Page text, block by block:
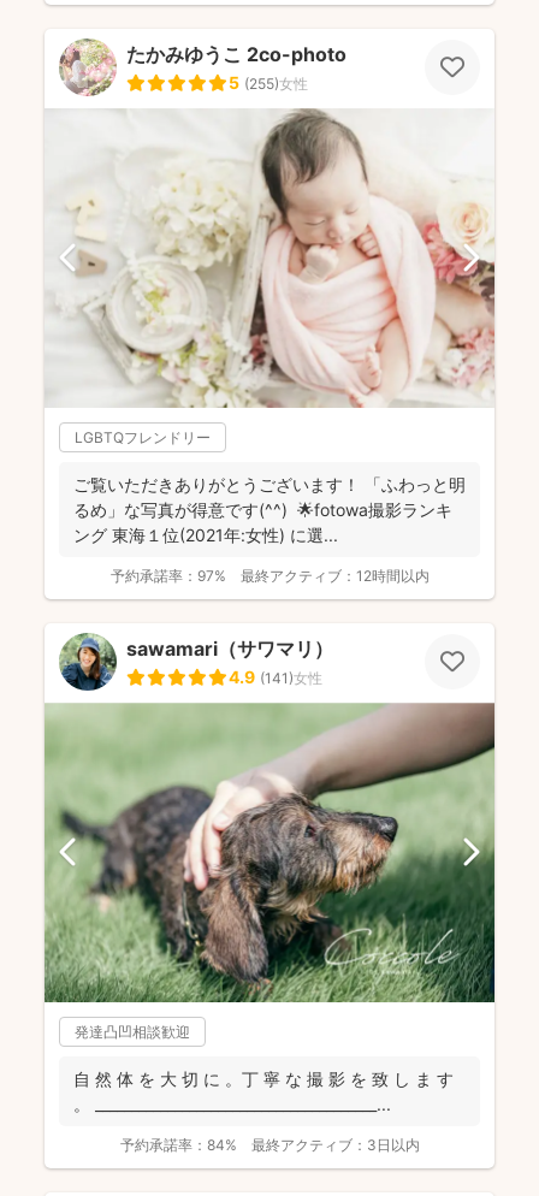
たかみゆうこ 2co-photo
5 (255)女性
LGBTQフレンドリー
ご覧いただきありがとうございます！ 「ふわっと明
るめ」な写真が得意です(^^) 🌟fotowa撮影ランキ
ング 東海１位(2021年:女性) に選...
予約承諾率： 97% 最終アクティブ： 12時間以内
sawamari（サワマリ）
4.9 (141)女性
発達凸凹相談歓迎
自 然 体 を 大 切 に 。丁 寧 な 撮 影 を 致 し ま す
。 _______________________________________...
予約承諾率： 84% 最終アクティブ： 3日以内